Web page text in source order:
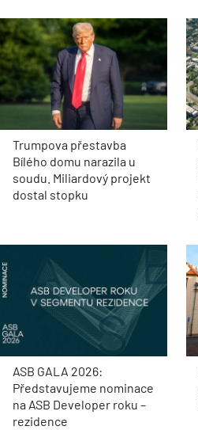
Trumpova přestavba
Bílého domu narazila u
soudu. Miliardový projekt
dostal stopku
ASB GALA 2026:
Představujeme nominace
na ASB Developer roku –
rezidence